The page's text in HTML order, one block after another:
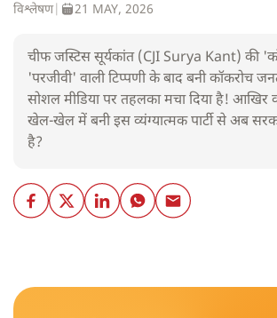
विश्लेषण| 21 MAY, 2026
चीफ जस्टिस सूर्यकांत (CJI Surya Kant) की
'परजीवी' वाली टिप्पणी के बाद बनी कॉकरोच
सोशल मीडिया पर तहलका मचा दिया है! आखिर
खेल-खेल में बनी इस व्यंग्यात्मक पार्टी से अब
है?